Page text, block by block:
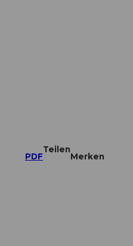
PDF
Teilen
Merken